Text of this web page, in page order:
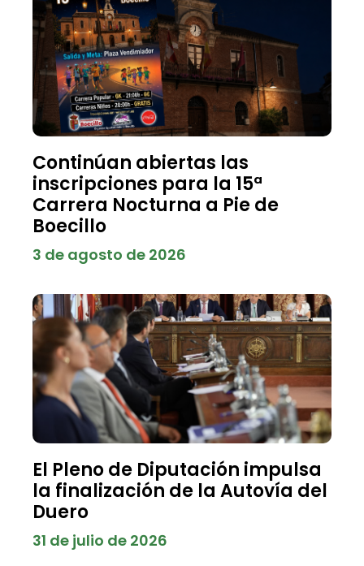
Continúan abiertas las
inscripciones para la 15ª
Carrera Nocturna a Pie de
Boecillo
3 de agosto de 2026
El Pleno de Diputación impulsa
la finalización de la Autovía del
Duero
31 de julio de 2026